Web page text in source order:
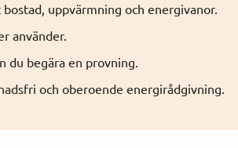
uppvärmning och energivanor.
använder.
du begära en provning.
och oberoende energirådgivning.